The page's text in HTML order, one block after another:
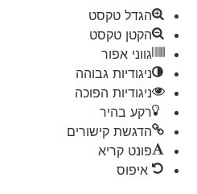
הגדל טקסט
הקטן טקסט
גווני אפור
ניגודיות גבוהה
ניגודיות הפוכה
רקע בהיר
הדגשת קישורים
פונט קריא
איפוס